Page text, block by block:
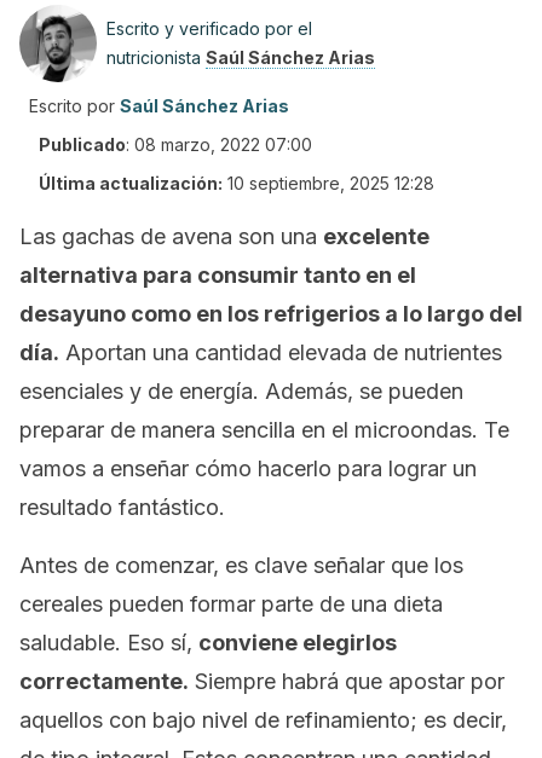
Escrito y verificado por el
nutricionista Saúl Sánchez Arias
Escrito por Saúl Sánchez Arias
Publicado: 08 marzo, 2022 07:00
Última actualización: 10 septiembre, 2025 12:28
Las gachas de avena son una excelente
alternativa para consumir tanto en el
desayuno como en los refrigerios a lo largo del
día. Aportan una cantidad elevada de nutrientes
esenciales y de energía. Además, se pueden
preparar de manera sencilla en el microondas. Te
vamos a enseñar cómo hacerlo para lograr un
resultado fantástico.
Antes de comenzar, es clave señalar que los
cereales pueden formar parte de una dieta
saludable. Eso sí, conviene elegirlos
correctamente. Siempre habrá que apostar por
aquellos con bajo nivel de refinamiento; es decir,